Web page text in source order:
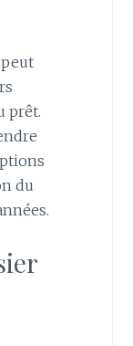
prêt.
du